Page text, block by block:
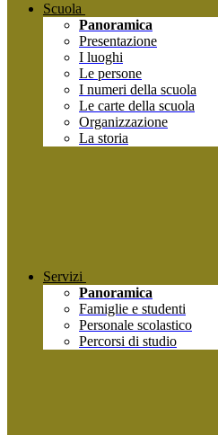
Scuola
Panoramica
Presentazione
I luoghi
Le persone
I numeri della scuola
Le carte della scuola
Organizzazione
La storia
Servizi
Panoramica
Famiglie e studenti
Personale scolastico
Percorsi di studio